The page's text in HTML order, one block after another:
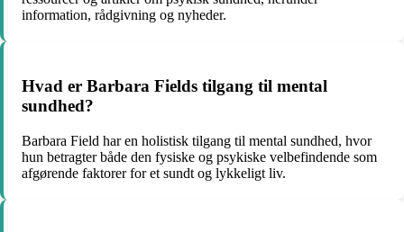
information, rådgivning og nyheder.
Hvad er Barbara Fields tilgang til mental
sundhed?
Barbara Field har en holistisk tilgang til mental sundhed, hvor
hun betragter både den fysiske og psykiske velbefindende som
afgørende faktorer for et sundt og lykkeligt liv.